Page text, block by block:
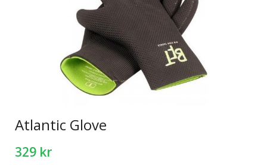
Atlantic Glove
329 kr